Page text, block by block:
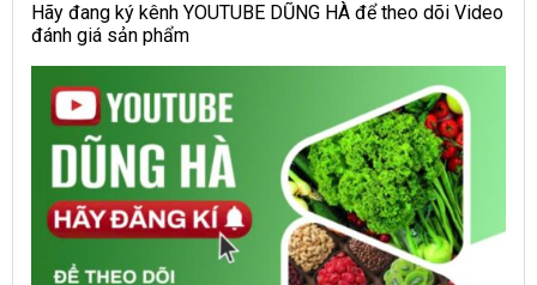
Hãy đang ký kênh YOUTUBE DŨNG HÀ để theo dõi Video
đánh giá sản phẩm